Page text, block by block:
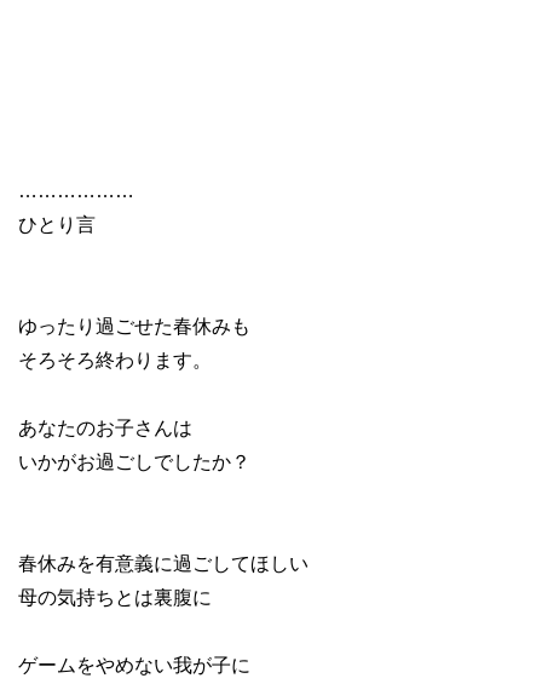
………………
ひとり言
ゆったり過ごせた春休みも
そろそろ終わります。
あなたのお子さんは
いかがお過ごしでしたか？
春休みを有意義に過ごしてほしい
母の気持ちとは裏腹に
ゲームをやめない我が子に